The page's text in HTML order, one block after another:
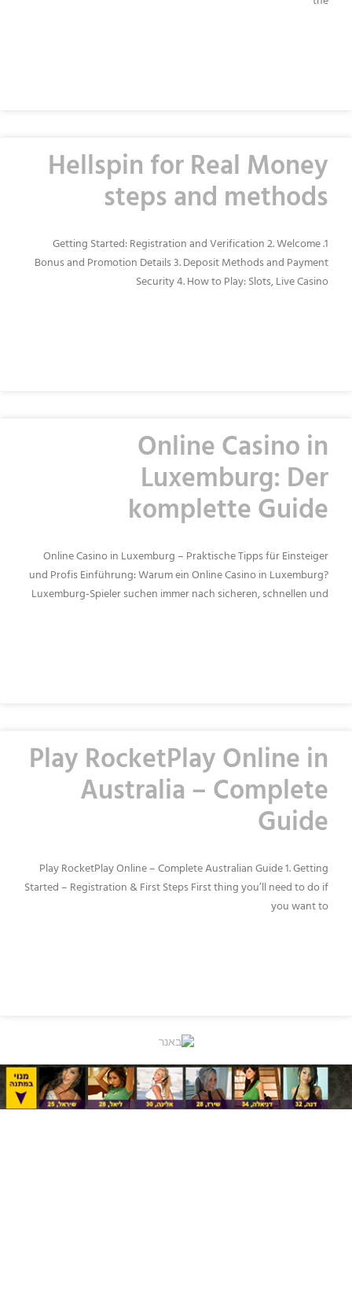
Hellspin for Real Money
steps and methods
1. Getting Started: Registration and Verification 2. Welcome
Bonus and Promotion Details 3. Deposit Methods and Payment
Security 4. How to Play: Slots, Live Casino
Online Casino in
Luxemburg: Der
komplette Guide
Online Casino in Luxemburg – Praktische Tipps für Einsteiger
und Profis Einführung: Warum ein Online Casino in Luxemburg?
Luxemburg‑Spieler suchen immer nach sicheren, schnellen und
Play RocketPlay Online in
Australia – Complete
Guide
Play RocketPlay Online – Complete Australian Guide 1. Getting
Started – Registration & First Steps First thing you’ll need to do if
you want to